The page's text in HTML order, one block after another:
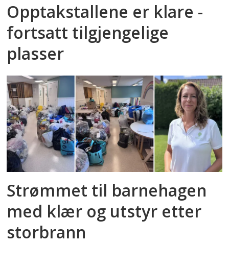
Opptakstallene er klare -
fortsatt tilgjengelige
plasser
Strømmet til barnehagen
med klær og utstyr etter
storbrann